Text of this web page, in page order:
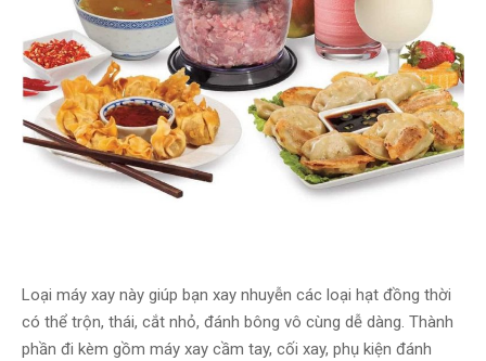
Loại máy xay này giúp bạn xay nhuyễn các loại hạt đồng thời
có thể trộn, thái, cắt nhỏ, đánh bông vô cùng dễ dàng. Thành
phần đi kèm gồm máy xay cầm tay, cối xay, phụ kiện đánh